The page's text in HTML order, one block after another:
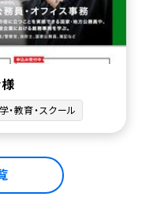
・教育・スクール